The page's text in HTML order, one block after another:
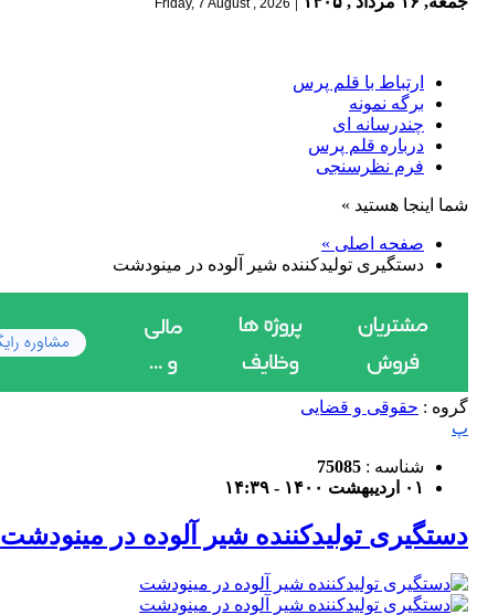
Friday, 7 August , 2026
ارتباط با قلم پرس
برگه نمونه
چندرسانه ای
درباره قلم پرس
فرم نظرسنجی
شما اینجا هستید »
صفحه اصلی »
دستگیری تولیدکننده شیر آلوده در مینودشت
گروه : حقوقی و قضایی
پ
شناسه : 75085
۰۱ اردیبهشت ۱۴۰۰ - ۱۴:۳۹
دستگیری تولیدکننده شیر آلوده در مینودشت